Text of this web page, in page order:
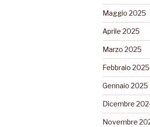
Maggio 2025
Aprile 2025
Marzo 2025
Febbraio 2025
Gennaio 2025
Dicembre
Novembre